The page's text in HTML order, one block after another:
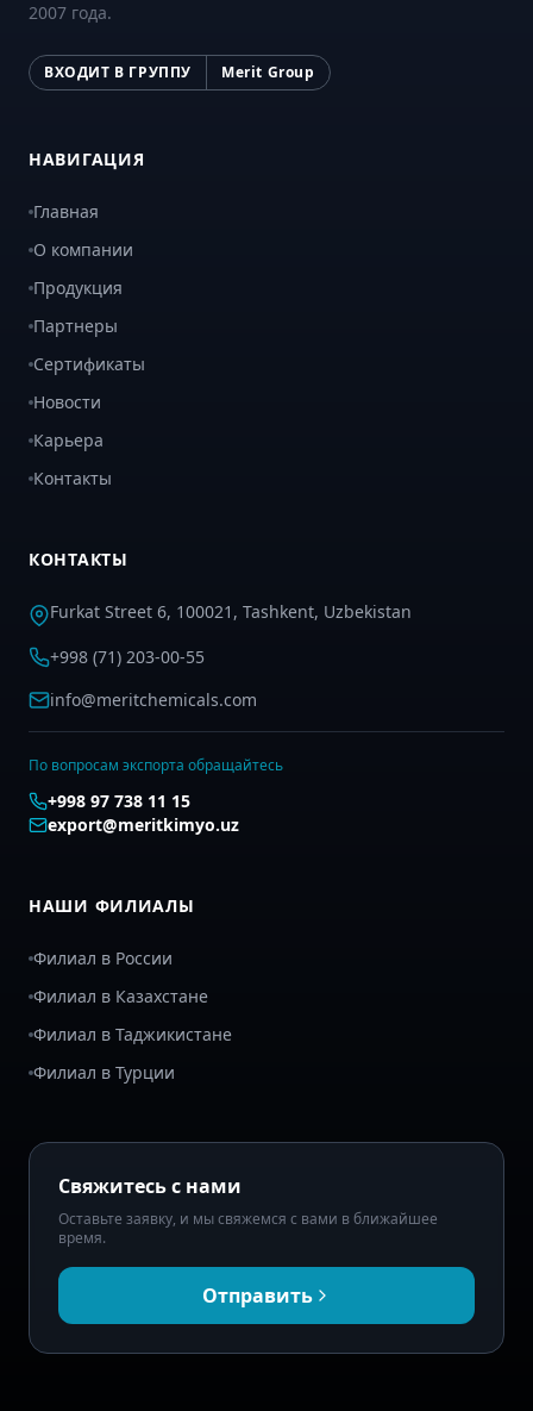
2007 года.
ВХОДИТ В ГРУППУ Merit Group
НАВИГАЦИЯ
Главная
О компании
Продукция
Партнеры
Сертификаты
Новости
Карьера
Контакты
КОНТАКТЫ
Furkat Street 6, 100021, Tashkent, Uzbekistan
+998 (71) 203-00-55
info@meritchemicals.com
По вопросам экспорта обращайтесь
+998 97 738 11 15
export@meritkimyo.uz
НАШИ ФИЛИАЛЫ
Филиал в России
Филиал в Казахстане
Филиал в Таджикистане
Филиал в Турции
Свяжитесь с нами
Оставьте заявку, и мы свяжемся с вами в ближайшее
время.
Отправить